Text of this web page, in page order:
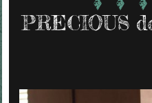
PRECIOUS